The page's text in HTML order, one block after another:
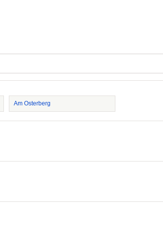
Am Osterberg